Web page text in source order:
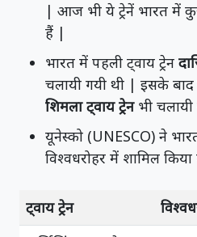
| आज भी ये ट्रेनें भारत में
हैं |
भारत में पहली ट्वाय ट्रेन
चलायी गयी थी | इसके बाद
शिमला ट्वाय ट्रेनभी चलायी
यूनेस्को (UNESCO) ने
विश्वधरोहर में शामिल
ट्वाय ट्रेन